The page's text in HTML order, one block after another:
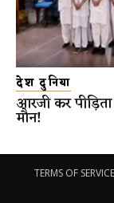
देश दुनिया
आरजी कर
मौन!
TERMS OF SERVICE